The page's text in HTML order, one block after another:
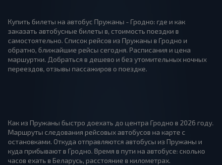
Купить билеты на автобус Пружаны - Гродно: где и как
заказать автобусные билеты в, стоимость поездки в
самостоятельно. Список рейсов из Пружаны в Гродно и
обратно, ближайшие рейсы сегодня. Расписания и цена
маршуртки. Добраться в дешево и без утомительных ночных
переездов, отзывы пассажиров о поездке.
Как из Пружаны быстро доехать до центра Гродно в 2026 году.
Маршруты следования рейсовых автобусов на карте с
остановками. Откуда отправляются автобусы из Пружаны и
куда прибывают в Гродно. Время в пути на автобусе: сколько
часов ехать в Беларусь, расстояние в километрах.